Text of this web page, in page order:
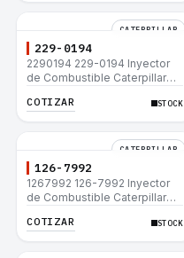
CATERPILLAR
229-0194
2290194 229-0194 Inyector
de Combustible Caterpillar®
3516C 854G 992G
COTIZAR STOCK
CATERPILLAR
126-7992
1267992 126-7992 Inyector
de Combustible Caterpillar®
3516C 854G 992G
COTIZAR STOCK